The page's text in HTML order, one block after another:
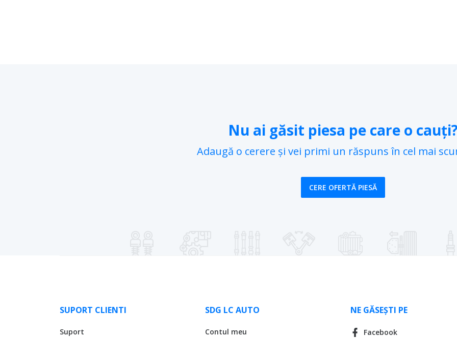
Nu ai găsit piesa pe care o
Adaugă o cerere și vei primi un răspuns în cel mai
CERE OFERTĂ PIESĂ
SUPORT CLIENTI
Suport
SDG LC AUTO
Contul meu
NE GĂSEȘTI PE
Facebook